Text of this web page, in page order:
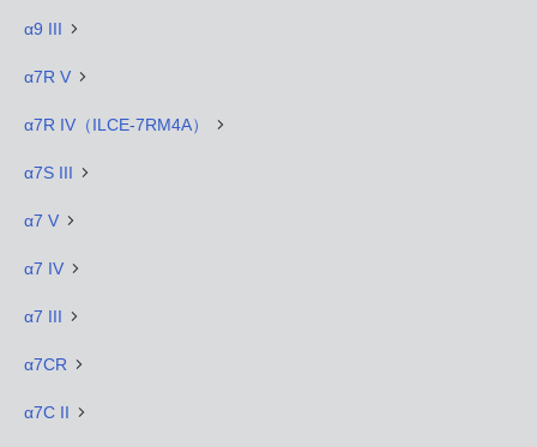
α9 III
α7R V
α7R IV（ILCE-7RM4A）
α7S III
α7 V
α7 IV
α7 III
α7CR
α7C II